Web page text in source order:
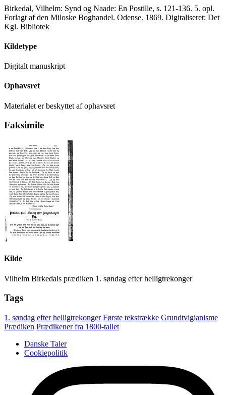
Birkedal, Vilhelm: Synd og Naade: En Postille, s. 121-136. 5. opl.
Forlagt af den Miloske Boghandel. Odense. 1869. Digitaliseret: Det
Kgl. Bibliotek
Kildetype
Digitalt manuskript
Ophavsret
Materialet er beskyttet af ophavsret
Faksimile
Kilde
Vilhelm Birkedals prædiken 1. søndag efter helligtrekonger
Tags
1. søndag efter helligtrekonger Første tekstrække Grundtvigianisme
Prædiken Prædikener fra 1800-tallet
Danske Taler
Cookiepolitik